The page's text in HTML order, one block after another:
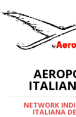
NETWORK
ITALIANA